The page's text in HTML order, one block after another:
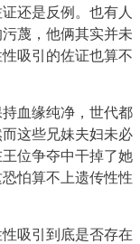
还是反例。也有人
蔑，他俩其实并未
吸引的佐证也算不
血缘纯净，世代都
这些兄妹夫妇未必
位争夺中干掉了她
怕算不上遗传性性
吸引到底是否存在